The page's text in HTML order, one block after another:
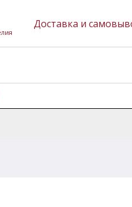
Доставка и